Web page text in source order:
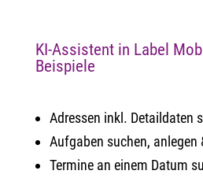
KI-Assistent in Label
Beispiele
Adressen inkl. Detaildaten
Aufgaben suchen, anlegen
Termine an einem Datum